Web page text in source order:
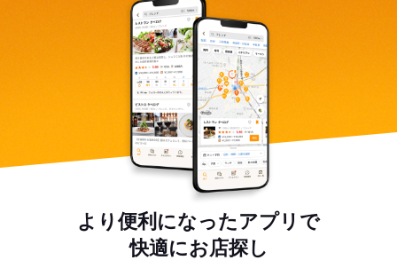
より便利になったアプリで
快適にお店探し